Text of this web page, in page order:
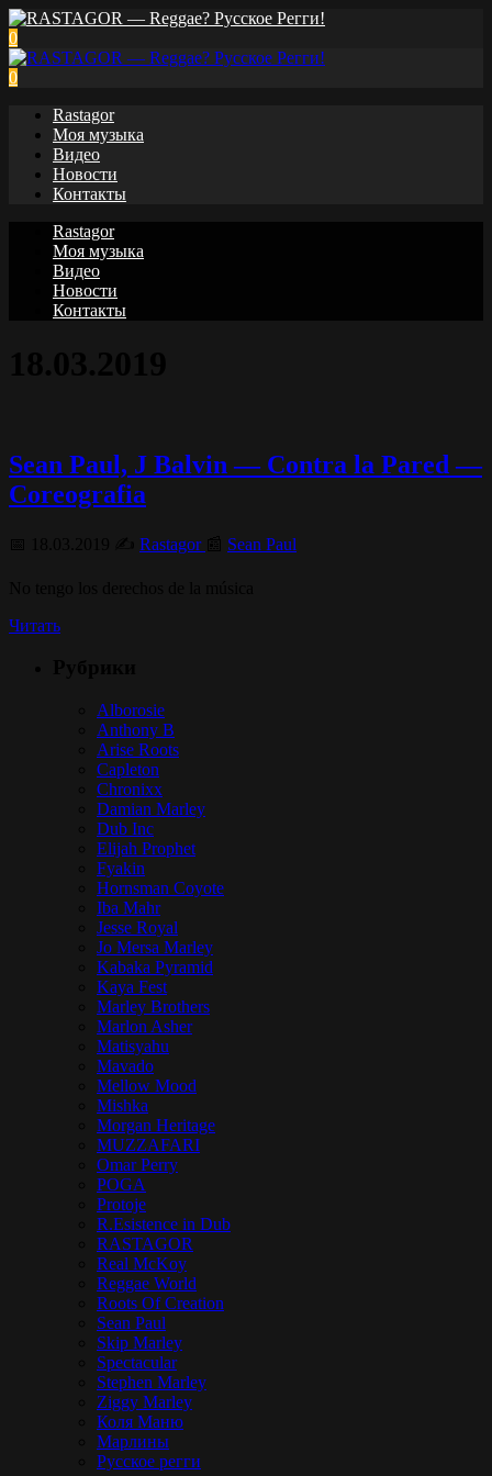
0
0
Rastagor
Моя музыка
Видео
Новости
Контакты
Rastagor
Моя музыка
Видео
Новости
Контакты
Sean Paul, J Balvin — Contra la Pared —
Coreografia
Rastagor Sean Paul
Читать
Alborosie
Anthony B
Arise Roots
Capleton
Chronixx
Damian Marley
Dub Inc
Elijah Prophet
Fyakin
Hornsman Coyote
Iba Mahr
Jesse Royal
Jo Mersa Marley
Kabaka Pyramid
Kaya Fest
Marley Brothers
Marlon Asher
Matisyahu
Mavado
Mellow Mood
Mishka
Morgan Heritage
MUZZAFARI
Omar Perry
POGA
Protoje
R.Esistence in Dub
RASTAGOR
Real McKoy
Reggae World
Roots Of Creation
Sean Paul
Skip Marley
Spectacular
Stephen Marley
Ziggy Marley
Коля Маню
Марлины
Русское регги